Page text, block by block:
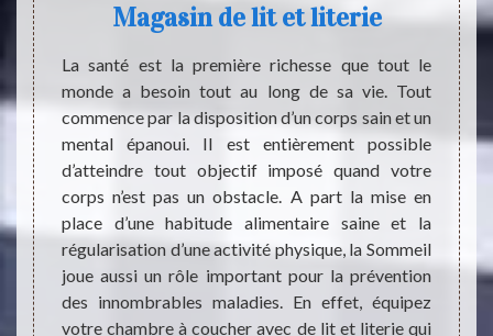
le
les
au
Magasin de lit et literie
La santé est la première richesse que tout le
monde a besoin tout au long de sa vie. Tout
commence par la disposition d’un corps sain et un
mental épanoui. Il est entièrement possible
d’atteindre tout objectif imposé quand votre
corps n’est pas un obstacle. A part la mise en
place d’une habitude alimentaire saine et la
régularisation d’une activité physique, la Sommeil
joue aussi un rôle important pour la prévention
des innombrables maladies. En effet, équipez
votre chambre à coucher avec de lit et literie qui
Les
à